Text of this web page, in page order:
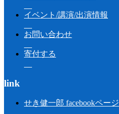
イベント/講演/出演情報
お問い合わせ
寄付する
link
せき健一郎 facebookページ